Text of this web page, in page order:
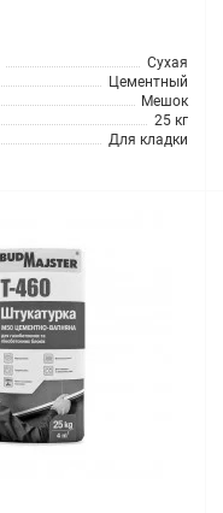
Сухая
Цементный
Мешок
25 кг
Для кладки